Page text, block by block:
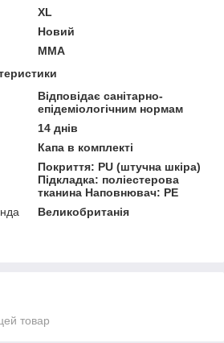
XL
Новий
MMA
Відповідає санітарно-
епідеміологічним нормам
14 днів
Капа в комплекті
Покриття: PU (штучна шкіра)
Підкладка: поліестерова
тканина Наповнювач: PE
Великобританія
товар